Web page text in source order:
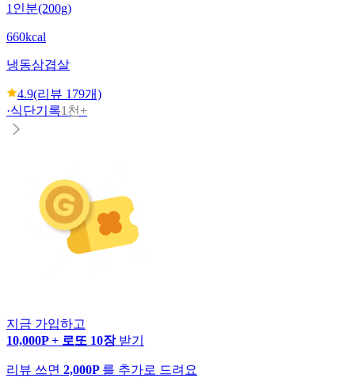
1인분(200g)
660kcal
냉동삼겹살
4.9(리뷰 179개)
·식단기록1천+
지금 가입하고
10,000P + 로또 10장 받기
리뷰 쓰면 2,000P 를 추가로 드려요